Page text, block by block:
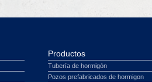
Productos
Tubería de hormigón
Pozos prefabricados de hormigon